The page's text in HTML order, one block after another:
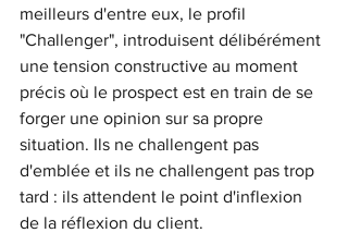
meilleurs d'entre eux, le profil
"Challenger", introduisent délibérément
une tension constructive au moment
précis où le prospect est en train de se
forger une opinion sur sa propre
situation. Ils ne challengent pas
d'emblée et ils ne challengent pas trop
tard : ils attendent le point d'inflexion
de la réflexion du client.